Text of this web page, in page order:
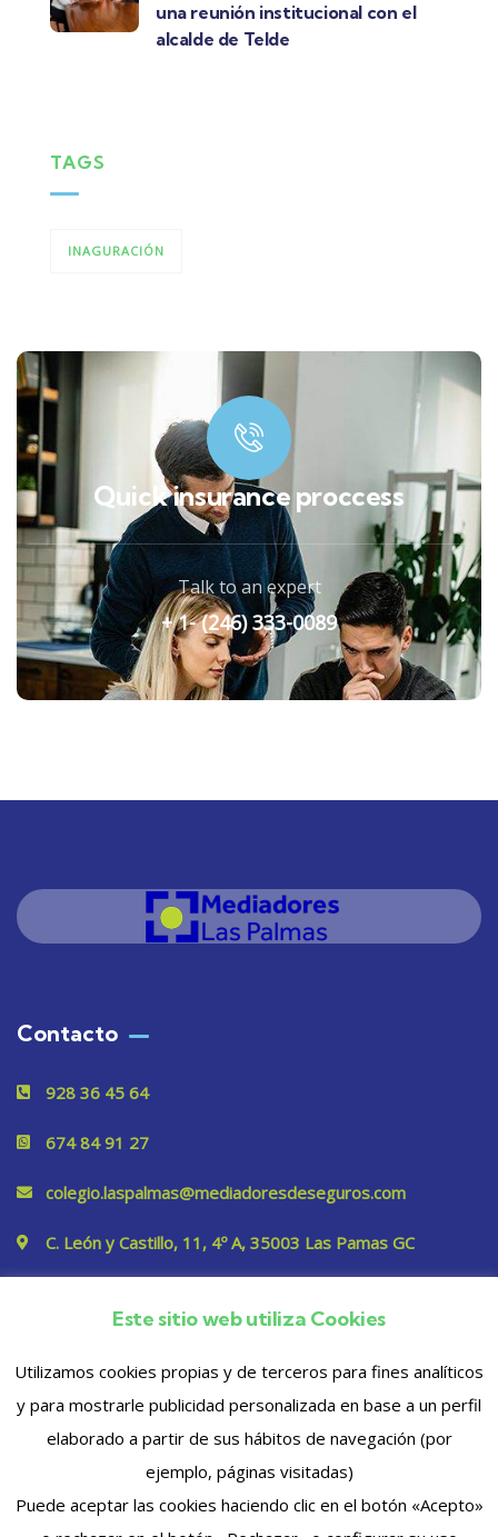
una reunión institucional con el
alcalde de Telde
TAGS
INAGURACIÓN
Quick insurance proccess
Talk to an expert
+ 1- (246) 333-0089
Contacto
928 36 45 64
674 84 91 27
colegio.laspalmas@mediadoresdeseguros.com
C. León y Castillo, 11, 4º A, 35003 Las Pamas GC
PrivacidadEste sitio web utiliza Cookies
Utilizamos cookies propias y de terceros para fines analíticos
y para mostrarle publicidad personalizada en base a un perfil
elaborado a partir de sus hábitos de navegación (por
ejemplo, páginas visitadas)
Puede aceptar las cookies haciendo clic en el botón «Acepto»